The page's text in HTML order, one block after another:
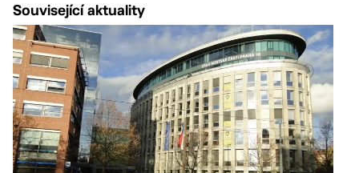
Související aktuality